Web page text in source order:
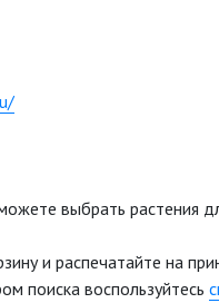
выбрать растения
и распечатайте на
поиска воспользуйтесь